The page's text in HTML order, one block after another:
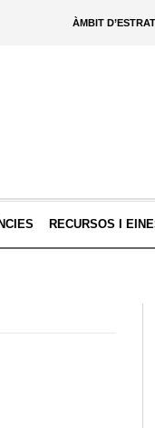
ÀMBIT
RECURSOS I